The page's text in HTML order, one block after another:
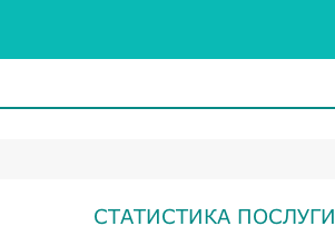
СТАТИСТИКА ПОСЛУГИ